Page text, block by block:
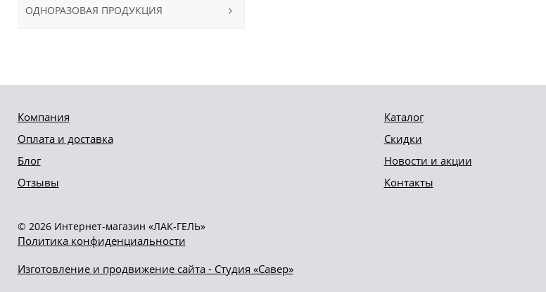
ОДНОРАЗОВАЯ ПРОДУКЦИЯ
Компания
Оплата и доставка
Блог
Отзывы
Каталог
Скидки
Новости и акции
Контакты
© 2026 Интернет-магазин «ЛАК-ГЕЛЬ»
Политика конфиденциальности
Изготовление и продвижение сайта - Студия «Савер»